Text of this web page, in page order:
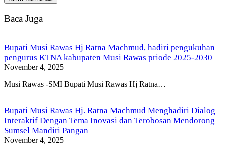
Baca Juga
Bupati Musi Rawas Hj Ratna Machmud, hadiri pengukuhan
pengurus KTNA kabupaten Musi Rawas priode 2025-2030
November 4, 2025
Musi Rawas -SMI Bupati Musi Rawas Hj Ratna…
Bupati Musi Rawas Hj. Ratna Machmud Menghadiri Dialog
Interaktif Dengan Tema Inovasi dan Terobosan Mendorong
Sumsel Mandiri Pangan
November 4, 2025